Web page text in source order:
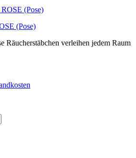
(Pose)
Räucherstäbchen verleihen jedem Raum